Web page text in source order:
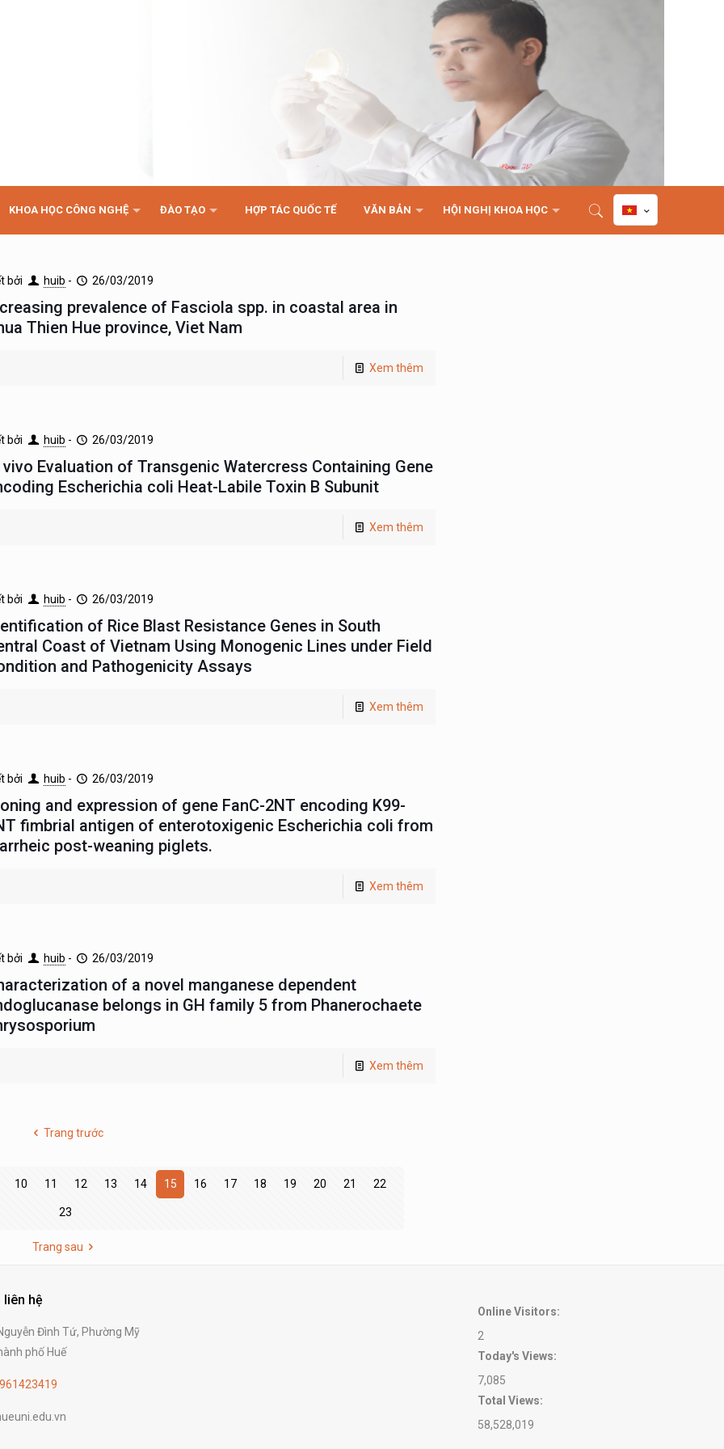
KHOA HỌC CÔNG NGHỆ ĐÀO TẠO HỢP TÁC QUỐC TẾ VĂN BẢN HỘI NGHỊ KHOA HỌC
bởi huib - 26/03/2019
prevalence of Fasciola spp. in coastal area in
Thien Hue province, Viet Nam
Xem thêm
bởi huib - 26/03/2019
vivo Evaluation of Transgenic Watercress Containing Gene
Escherichia coli Heat-Labile Toxin B Subunit
Xem thêm
bởi huib - 26/03/2019
of Rice Blast Resistance Genes in South
Coast of Vietnam Using Monogenic Lines under Field
and Pathogenicity Assays
Xem thêm
bởi huib - 26/03/2019
and expression of gene FanC-2NT encoding K99-
fimbrial antigen of enterotoxigenic Escherichia coli from
post-weaning piglets.
Xem thêm
bởi huib - 26/03/2019
of a novel manganese dependent
belongs in GH family 5 from Phanerochaete
Xem thêm
Trang trước
10 11 12 13 14 15 16 17 18 19 20 21 22
23
Trang sau
hệ
Đình Tứ, Phường Mỹ
phố Huế
Online Visitors:
2
Today's Views:
7,085
Total Views:
58,528,019